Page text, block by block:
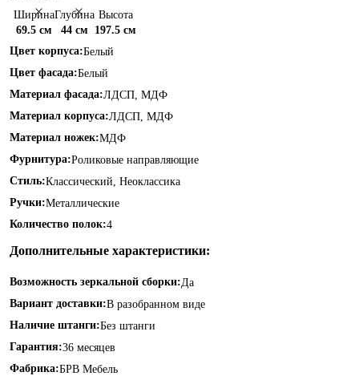
Ширина
69.5 см
Глубина
44 см
Высота
197.5 см
Цвет корпуса:Белый
Цвет фасада:Белый
Материал фасада:ЛДСП, МДФ
Материал корпуса:ЛДСП, МДФ
Материал ножек:МДФ
Фурнитура:Роликовые направляющие
Стиль:Классический, Неоклассика
Ручки:Металлические
Количество полок:4
Дополнительные характеристики:
Возможность зеркальной сборки:Да
Вариант доставки:В разобранном виде
Наличие штанги:Без штанги
Гарантия:36 месяцев
Фабрика:БРВ Мебель